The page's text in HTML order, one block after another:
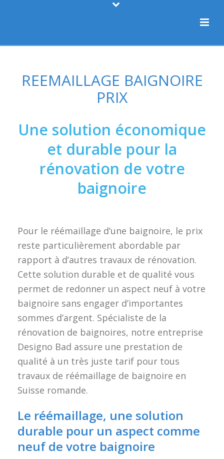
REEMAILLAGE BAIGNOIRE
PRIX
Une solution économique
et durable pour la
rénovation de votre
baignoire
Pour le réémaillage d’une baignoire, le prix
reste particulièrement abordable par
rapport à d’autres travaux de rénovation.
Cette solution durable et de qualité vous
permet de redonner un aspect neuf à votre
baignoire sans engager d’importantes
sommes d’argent. Spécialiste de la
rénovation de baignoires, notre entreprise
Designo Bad assure une prestation de
qualité à un très juste tarif pour tous
travaux de réémaillage de baignoire en
Suisse romande.
Le réémaillage, une solution
durable pour un aspect comme
neuf de votre baignoire